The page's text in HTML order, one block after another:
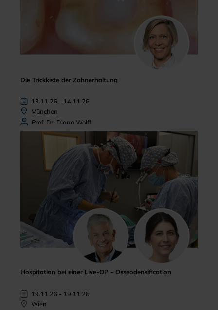
Die Trickkiste der Zahnerhaltung
13.11.26 - 14.11.26
München
Prof. Dr. Diana Wolff
Hospitation bei einer Live-OP - Osseodensification
19.11.26 - 19.11.26
Wien